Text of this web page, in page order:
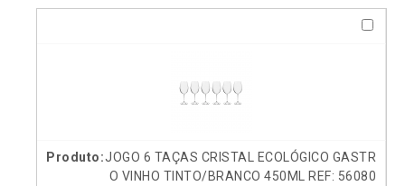
JOGO 6 TAÇAS CRISTAL ECOLÓGICO GASTR
O VINHO TINTO/BRANCO 450ML REF: 56080